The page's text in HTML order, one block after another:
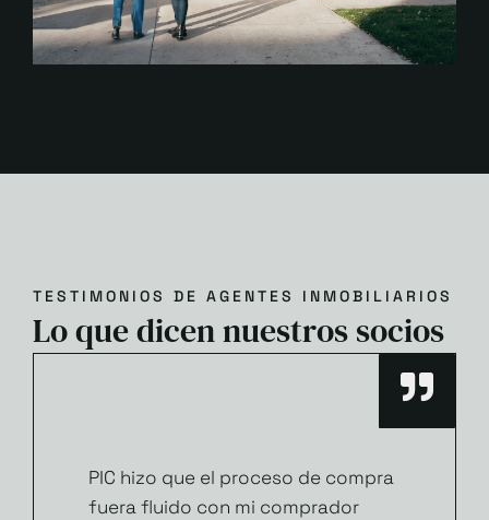
TESTIMONIOS DE AGENTES INMOBILIARIOS
Lo que dicen nuestros socios
PIC hizo que el proceso de compra
fuera fluido con mi comprador